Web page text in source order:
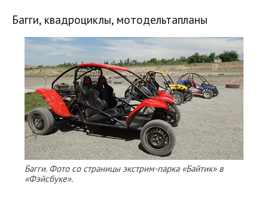
Багги, квадроциклы, мотодельтапланы
Багги. Фото со страницы экстрим-парка «Байтик» в
«Фэйсбуке».